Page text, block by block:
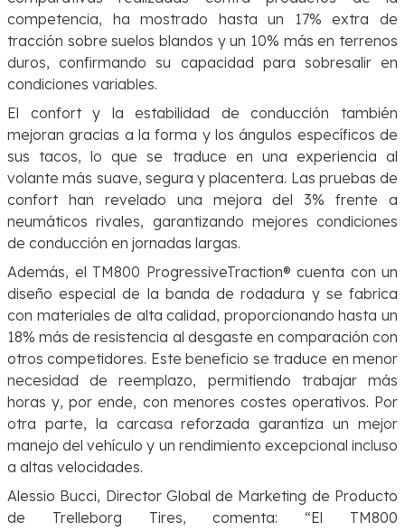
competencia, ha mostrado hasta un 17% extra de
tracción sobre suelos blandos y un 10% más en terrenos
duros, confirmando su capacidad para sobresalir en
condiciones variables.
El confort y la estabilidad de conducción también
mejoran gracias a la forma y los ángulos específicos de
sus tacos, lo que se traduce en una experiencia al
volante más suave, segura y placentera. Las pruebas de
confort han revelado una mejora del 3% frente a
neumáticos rivales, garantizando mejores condiciones
de conducción en jornadas largas.
Además, el TM800 ProgressiveTraction® cuenta con un
diseño especial de la banda de rodadura y se fabrica
con materiales de alta calidad, proporcionando hasta un
18% más de resistencia al desgaste en comparación con
otros competidores. Este beneficio se traduce en menor
necesidad de reemplazo, permitiendo trabajar más
horas y, por ende, con menores costes operativos. Por
otra parte, la carcasa reforzada garantiza un mejor
manejo del vehículo y un rendimiento excepcional incluso
a altas velocidades.
Alessio Bucci, Director Global de Marketing de Producto
de Trelleborg Tires, comenta: “El TM800